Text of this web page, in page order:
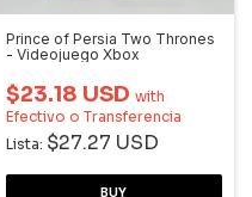
Prince of Persia Two Thrones
- Videojuego Xbox
$23.18 USD with
Efectivo o Transferencia
Lista: $27.27 USD